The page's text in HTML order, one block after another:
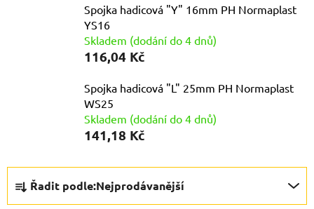
Spojka hadicová "Y" 16mm PH Normaplast
YS16
Skladem (dodání do 4 dnů)
116,04 Kč
Spojka hadicová "L" 25mm PH Normaplast
WS25
Skladem (dodání do 4 dnů)
141,18 Kč
Řadit podle:Nejprodávanější